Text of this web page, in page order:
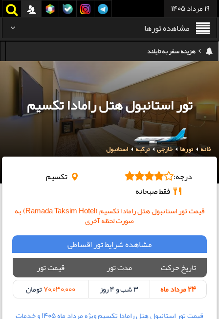
19 مرداد 1405
مشاهده تورها
کدام هواپیمایی کدام ترمینال مهرآباد؟
استرداد بلیط هواپیما در شرایط جنگی
سفر به ارمنستان | دیدنی‌ها و تجربیات جذاب
معرفی بهترین غذاهای محلی و خیابانی دبی
هزینه سفر به گرجستان
هزینه سفر به تایلند
تور استانبول هتل رامادا تکسیم
خانه تورها خارجی ترکیه استانبول
درجه:
تکسیم
فقط صبحانه
قیمت تور استانبول هتل رامادا تکسیم (Ramada Taksim Hotel) به
صورت لحظه آخری
مشاهده شرایط تور اقساطی
تاریخ حرکت مدت تور قیمت تور
24 مرداد ماه 3 شب و 4 روز 70,030,000تومان
قیمت تور استانبول هتل رامادا تکسیم ویژه مرداد ماه 1405 و خدمات